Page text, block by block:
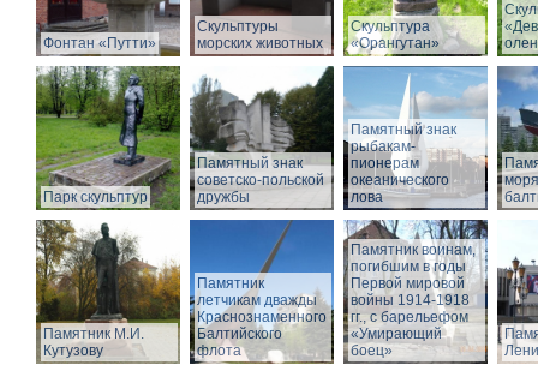
Фонтан «Путти»
Скульптуры
морских животных
Скульптура
«Орангутан»
Парк скульптур
Памятный знак
советско-польской
дружбы
Памятный знак
рыбакам-
пионерам
океанического
лова
Памятник М.И.
Кутузову
Памятник
летчикам дважды
Краснознаменного
Балтийского
флота
Памятник воинам,
погибшим в годы
Первой мировой
войны 1914-1918
гг., с барельефом
«Умирающий
боец»